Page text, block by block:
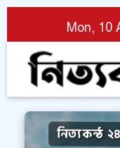
Mon, 10
নিত্যকন্ঠ